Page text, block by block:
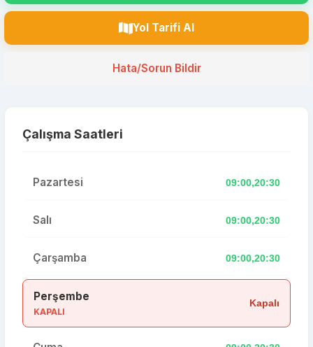
Yol Tarifi Al
Hata/Sorun Bildir
Çalışma Saatleri
Pazartesi 09:00,20:30
Salı 09:00,20:30
Çarşamba 09:00,20:30
Perşembe
KAPALI
Kapalı